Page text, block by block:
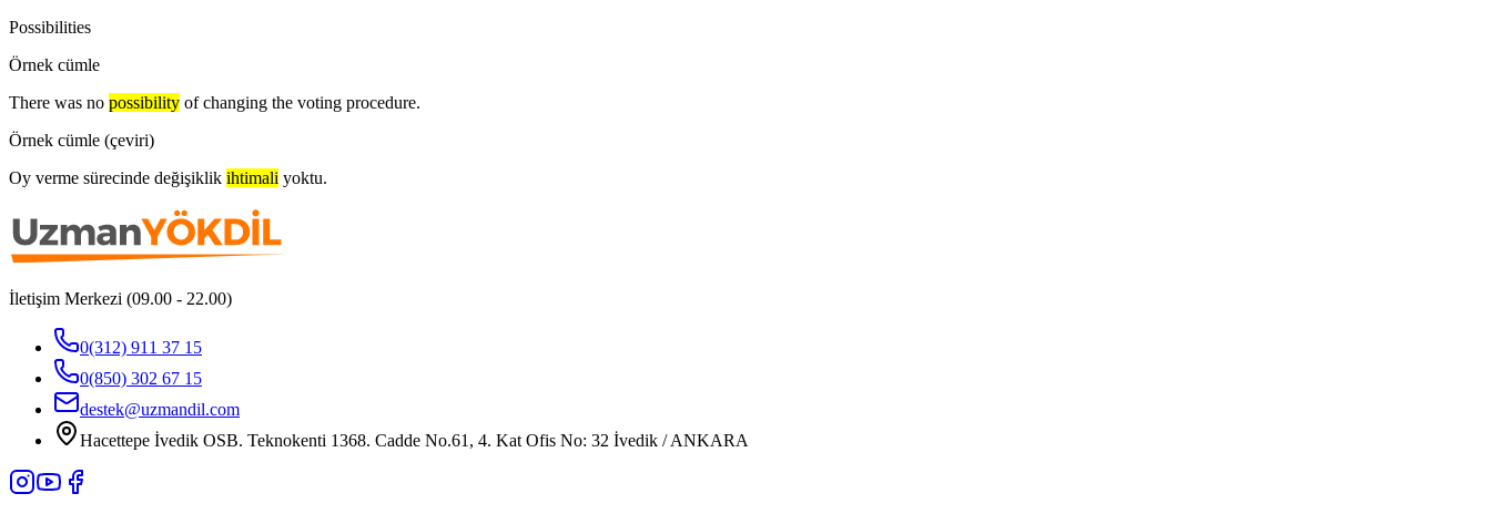
Possibilities
Örnek cümle
There was no possibility of changing the voting procedure.
Örnek cümle (çeviri)
Oy verme sürecinde değişiklik ihtimali yoktu.
İletişim Merkezi (09.00 - 22.00)
0(312) 911 37 15
0(850) 302 67 15
destek@uzmandil.com
Hacettepe İvedik OSB. Teknokenti 1368. Cadde No.61, 4. Kat Ofis No: 32 İvedik / ANKARA